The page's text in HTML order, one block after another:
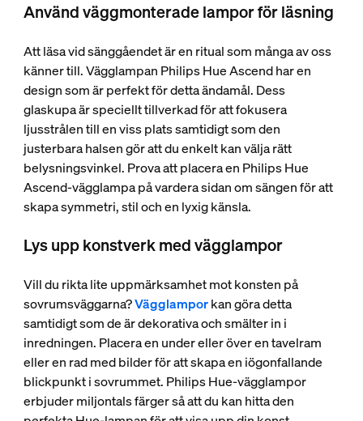
Använd väggmonterade lampor för läsning
Att läsa vid sänggåendet är en ritual som många av oss
känner till. Vägglampan Philips Hue Ascend har en
design som är perfekt för detta ändamål. Dess
glaskupa är speciellt tillverkad för att fokusera
ljusstrålen till en viss plats samtidigt som den
justerbara halsen gör att du enkelt kan välja rätt
belysningsvinkel. Prova att placera en Philips Hue
Ascend-vägglampa på vardera sidan om sängen för att
skapa symmetri, stil och en lyxig känsla.
Lys upp konstverk med vägglampor
Vill du rikta lite uppmärksamhet mot konsten på
sovrumsväggarna?Vägglamporkan göra detta
samtidigt som de är dekorativa och smälter in i
inredningen. Placera en under eller över en tavelram
eller en rad med bilder för att skapa en iögonfallande
blickpunkt i sovrummet. Philips Hue-vägglampor
erbjuder miljontals färger så att du kan hitta den